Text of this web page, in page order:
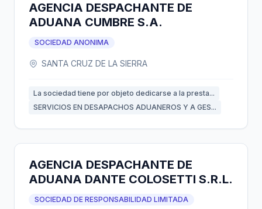
AGENCIA DESPACHANTE DE
ADUANA CUMBRE S.A.
SOCIEDAD ANONIMA
SANTA CRUZ DE LA SIERRA
La sociedad tiene por objeto dedicarse a la presta...
SERVICIOS EN DESAPACHOS ADUANEROS Y A GES...
AGENCIA DESPACHANTE DE
ADUANA DANTE COLOSETTI S.R.L.
SOCIEDAD DE RESPONSABILIDAD LIMITADA